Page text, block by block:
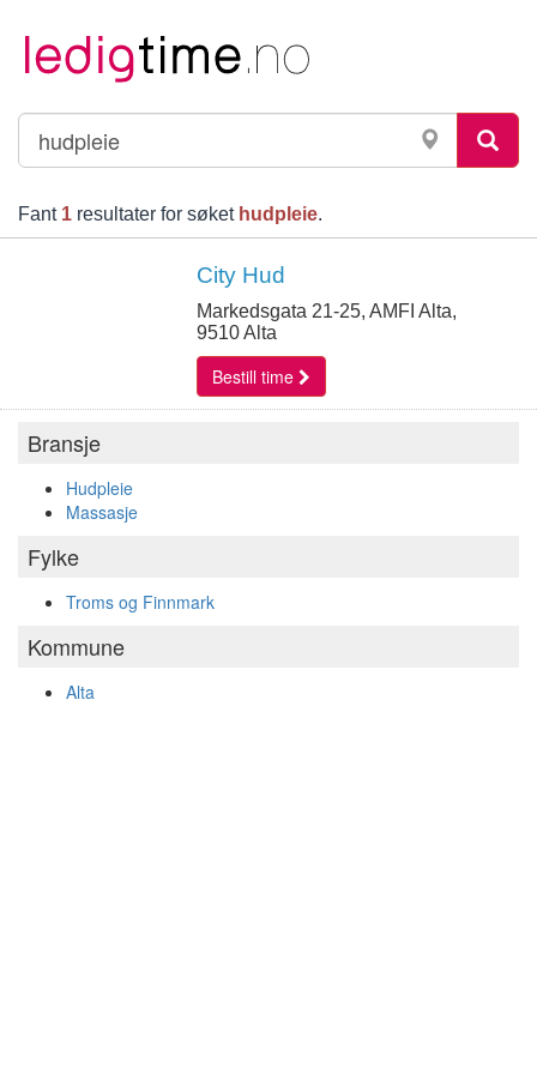
Fant 1 resultater for søket hudpleie.
City Hud
Markedsgata 21-25, AMFI Alta,
9510 Alta
Bestill time
Bransje
Hudpleie
Massasje
Fylke
Troms og Finnmark
Kommune
Alta